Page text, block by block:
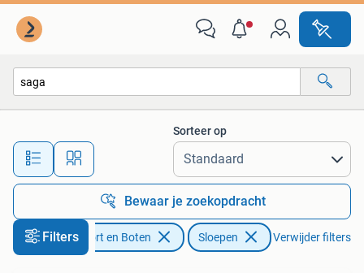
Alle afstanden…
Sorteer op
Bewaar je zoekopdracht
Filters
Watersport en Boten Sloepen Verwijder filters